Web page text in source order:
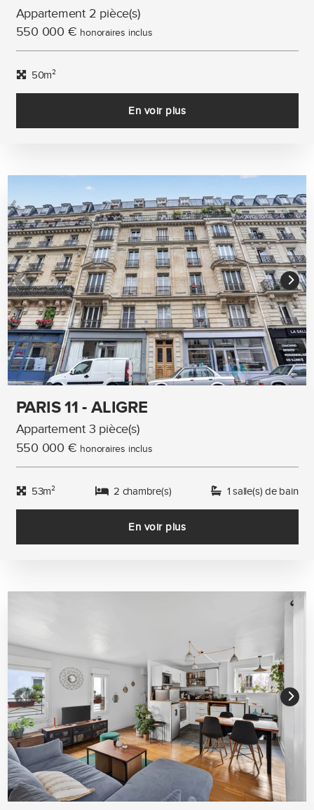
Appartement 2 pièce(s)
550 000 € honoraires inclus
50m²
En voir plus
PARIS 11 - ALIGRE
Appartement 3 pièce(s)
550 000 € honoraires inclus
53m² 2 chambre(s) 1 salle(s) de bain
En voir plus